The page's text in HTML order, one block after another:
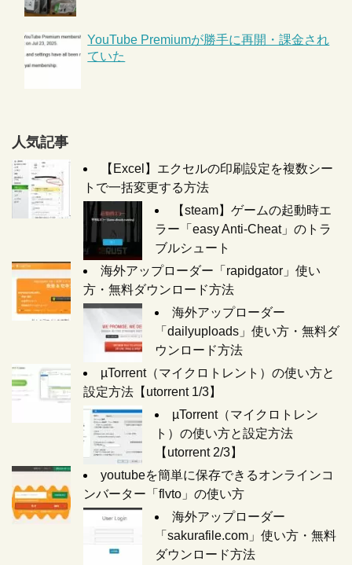
YouTube Premiumが勝手に再開・課金され
ていた
人気記事
【Excel】エクセルの印刷設定を複数シー
トで一括変更する方法
【steam】ゲームの起動時エ
ラー「easy Anti-Cheat」のトラ
ブルシュート
海外アップローダー「rapidgator」使い
方・無料ダウンロード方法
海外アップローダー
「dailyuploads」使い方・無料ダ
ウンロード方法
µTorrent（マイクロトレント）の使い方と
設定方法【utorrent 1/3】
µTorrent（マイクロトレン
ト）の使い方と設定方法
【utorrent 2/3】
youtubeを簡単に保存できるオンラインコ
ンバーター「flvto」の使い方
海外アップローダー
「sakurafile.com」使い方・無料
ダウンロード方法